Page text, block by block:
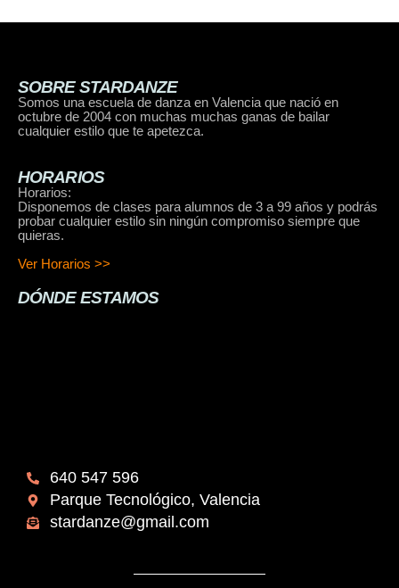
SOBRE STARDANZE
Somos una escuela de danza en Valencia que nació en
octubre de 2004 con muchas muchas ganas de bailar
cualquier estilo que te apetezca.
HORARIOS
Horarios:
Disponemos de clases para alumnos de 3 a 99 años y podrás
probar cualquier estilo sin ningún compromiso siempre que
quieras.
Ver Horarios >>
DÓNDE ESTAMOS
640 547 596
Parque Tecnológico, Valencia
stardanze@gmail.com